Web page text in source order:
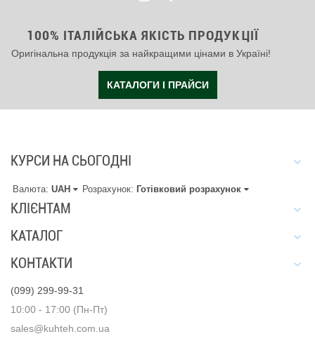
100% ІТАЛІЙСЬКА ЯКІСТЬ ПРОДУКЦІЇ
Оригінальна продукція за найкращими цінами в Україні!
КАТАЛОГИ І ПРАЙСИ
КУРСИ НА СЬОГОДНІ
Валюта: UAH Розрахунок: Готівковий розрахунок
КЛІЄНТАМ
КАТАЛОГ
КОНТАКТИ
(099) 299-99-31
10:00 - 17:00 (Пн-Пт)
sales@kuhteh.com.ua